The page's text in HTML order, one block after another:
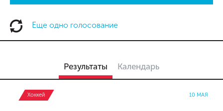
Еще одно голосование
Результаты Календарь
Хоккей 10 МАЯ